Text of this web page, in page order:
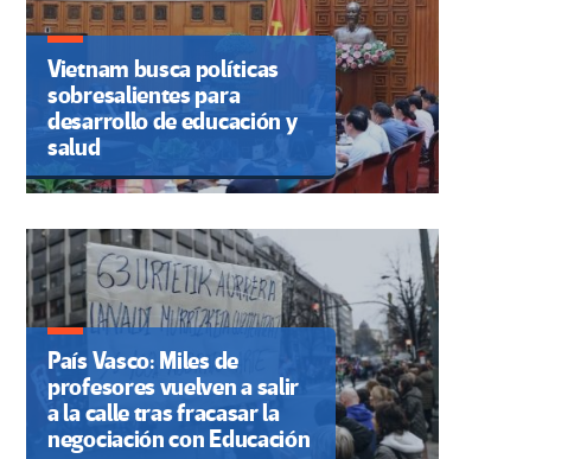
Vietnam busca políticas
sobresalientes para
desarrollo de educación y
salud
País Vasco: Miles de
profesores vuelven a salir
a la calle tras fracasar la
negociación con Educación